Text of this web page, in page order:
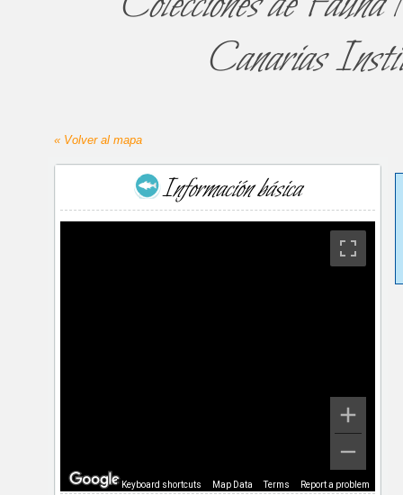
Canarias
« Volver al mapa
Información básica
Keyboard shortcuts Map Data Terms Report a problem